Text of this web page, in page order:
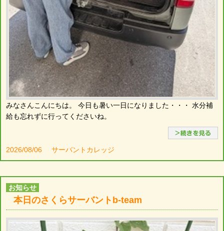
みなさんこんにちは。 今日も暑い一日になりました・・・ 水分補
給も忘れずに行ってくださいね。
2026/08/06 サーバントカレッジ
お知らせ
本日のさくらサーバントb-team